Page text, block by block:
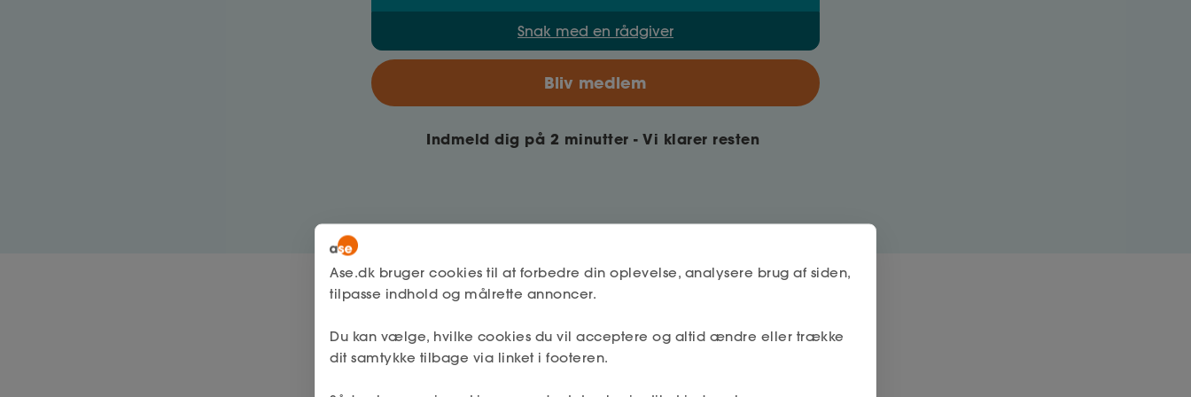
Snak med en rådgiver
Bliv medlem
Indmeld dig på 2 minutter - Vi klarer resten
Jeg kan varmt anbefale ASE fagforening, da
deres personale virkelig lytter til én og tager
ens situation alvorlig. De bruger tid på at
Ase.dk bruger cookies til at forbedre din oplevelse, analysere brug af siden,
tilpasse indhold og målrette annoncer.
Du kan vælge, hvilke cookies du vil acceptere og altid ændre eller trække
dit samtykke tilbage via linket i footeren.